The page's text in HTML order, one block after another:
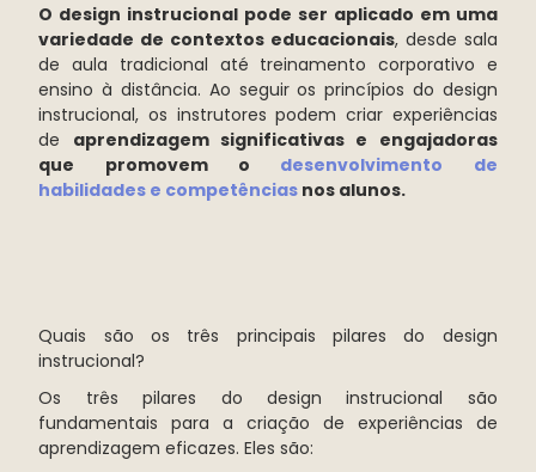
O design instrucional pode ser aplicado em uma
variedade de contextos educacionais, desde sala
de aula tradicional até treinamento corporativo e
ensino à distância. Ao seguir os princípios do design
instrucional, os instrutores podem criar experiências
de aprendizagem significativas e engajadoras
que promovem o desenvolvimento de
habilidades e competências nos alunos.
Quais são os três principais pilares do design
instrucional?
Os três pilares do design instrucional são
fundamentais para a criação de experiências de
aprendizagem eficazes. Eles são: